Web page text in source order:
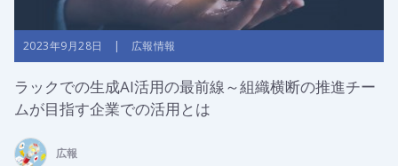
2023年9月28日 | 広報情報
ラックでの生成AI活用の最前線～組織横断の推進チー
ムが目指す企業での活用とは
広報